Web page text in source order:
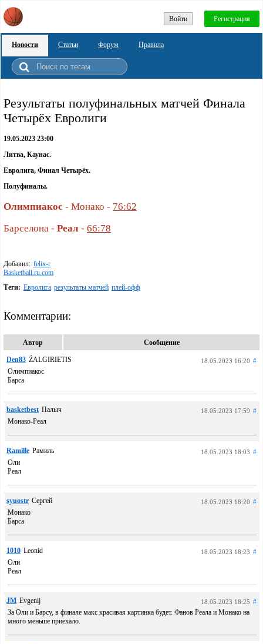
Войти Регистрация
Новости Статьи Форум Правила
Результаты полуфинальных матчей Финала
Четырёх Евролиги
19.05.2023 23:00
Литва, Каунас.
Евролига, Финал Четырёх.
Полуфиналы.
Олимпиакос - Монако - 76:62
Барселона - Реал - 66:78
Добавил: felix-r
Basketball.ru.com
Теги: Евролига результаты матчей плей-офф
Комментарии:
Автор Сообщение
Den83 ŹALGIRIETIS 18.05.2023 16:20 #
Олимпиакос
Барса
basketbest Палыч 18.05.2023 17:59 #
Монако-Реал
Ramille Рамиль 18.05.2023 18:03 #
Оли
Реал
syuostr Сергей 18.05.2023 18:20 #
Монако
Барса
1010 Leonid 18.05.2023 18:23 #
Оли
Реал
JM Evgenij 18.05.2023 18:25 #
За Оли и Барсу, в финале макс красивая картинка будет. Фанов Реала и Монако на
много меньше приехало.